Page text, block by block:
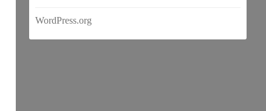
WordPress.org